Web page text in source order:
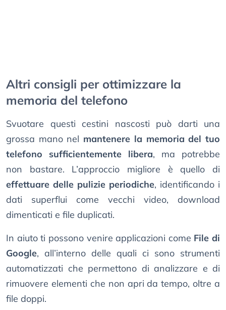
Altri consigli per ottimizzare la
memoria del telefono
Svuotare questi cestini nascosti può darti una
grossa mano nel mantenere la memoria del tuo
telefono sufficientemente libera, ma potrebbe
non bastare. L’approccio migliore è quello di
effettuare delle pulizie periodiche, identificando i
dati superflui come vecchi video, download
dimenticati e file duplicati.
In aiuto ti possono venire applicazioni come File di
Google, all’interno delle quali ci sono strumenti
automatizzati che permettono di analizzare e di
rimuovere elementi che non apri da tempo, oltre a
file doppi.